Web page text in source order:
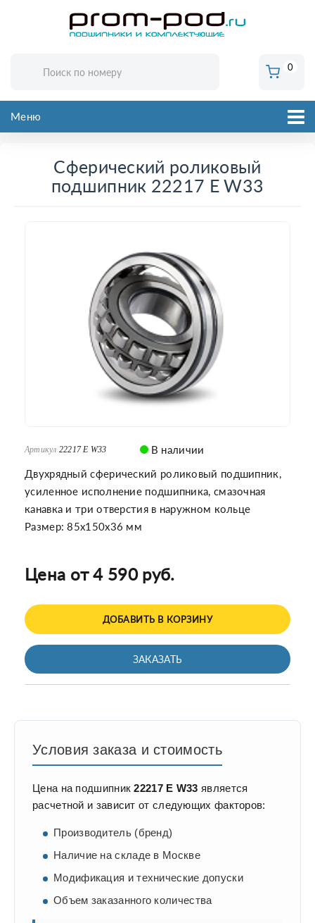
0
Меню
Сферический роликовый
подшипник 22217 E W33
Артикул 22217 E W33
В наличии
Двухрядный сферический роликовый подшипник,
усиленное исполнение подшипника, смазочная
канавка и три отверстия в наружном кольце
Размер: 85x150x36 мм
Цена от 4 590 руб.
ДОБАВИТЬ В КОРЗИНУ
ЗАКАЗАТЬ
Условия заказа и стоимость
Цена на подшипник22217 E W33 является
расчетной и зависит от следующих факторов:
Производитель (бренд)
Наличие на складе в Москве
Модификация и технические допуски
Объем заказанного количества